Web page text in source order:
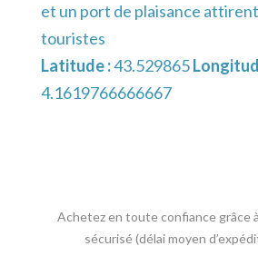
et un port de plaisance
touristes
Latitude :43.529865
4.1619766666667
Achetez en toute confiance grâce
sécurisé (délai moyen